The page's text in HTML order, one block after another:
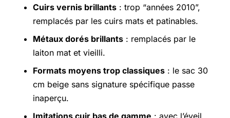
Cuirs vernis brillants : trop “années 2010”,
remplacés par les cuirs mats et patinables.
Métaux dorés brillants : remplacés par le
laiton mat et vieilli.
Formats moyens trop classiques : le sac 30
cm beige sans signature spécifique passe
inaperçu.
Imitations cuir bas de gamme : avec l’éveil